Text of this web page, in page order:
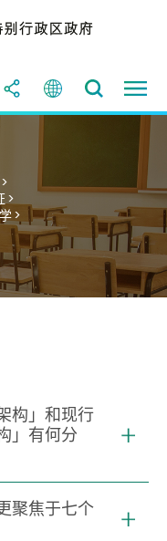
>
>
构」和现行
」有何分
聚焦于七个